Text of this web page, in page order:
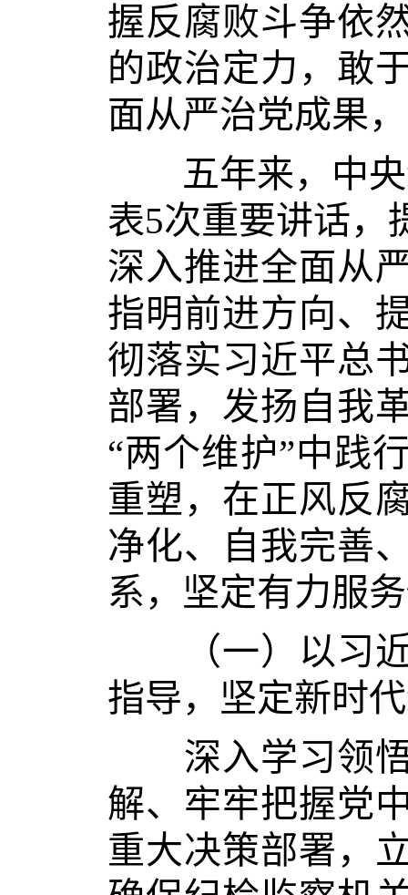
握反腐败斗争依
的政治定力，敢
面从严治党成果
五年来，中央
表5次重要讲话，
深入推进全面从
指明前进方向、
彻落实习近平总
部署，发扬自我
“两个维护”中践
重塑，在正风反
净化、自我完善
系，坚定有力服
（一）以习近
指导，坚定新时
深入学习领悟
解、牢牢把握党
重大决策部署，